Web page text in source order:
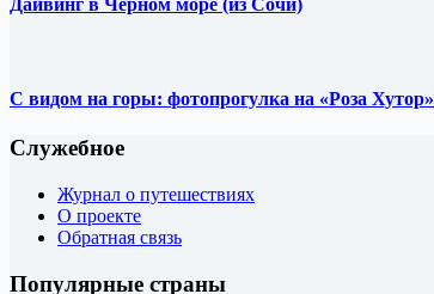
Дайвинг в Чёрном море (из Сочи)
С видом на горы: фотопрогулка на «Роза Хутор»
Служебное
Журнал о путешествиях
О проекте
Обратная связь
Популярные страны